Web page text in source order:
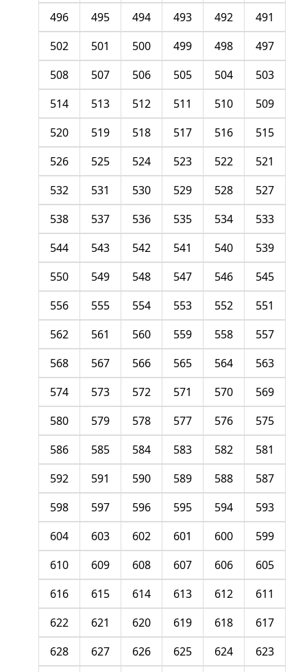
491
492
493
494
495
496
497
498
499
500
501
502
503
504
505
506
507
508
509
510
511
512
513
514
515
516
517
518
519
520
521
522
523
524
525
526
527
528
529
530
531
532
533
534
535
536
537
538
539
540
541
542
543
544
545
546
547
548
549
550
551
552
553
554
555
556
557
558
559
560
561
562
563
564
565
566
567
568
569
570
571
572
573
574
575
576
577
578
579
580
581
582
583
584
585
586
587
588
589
590
591
592
593
594
595
596
597
598
599
600
601
602
603
604
605
606
607
608
609
610
611
612
613
614
615
616
617
618
619
620
621
622
623
624
625
626
627
628